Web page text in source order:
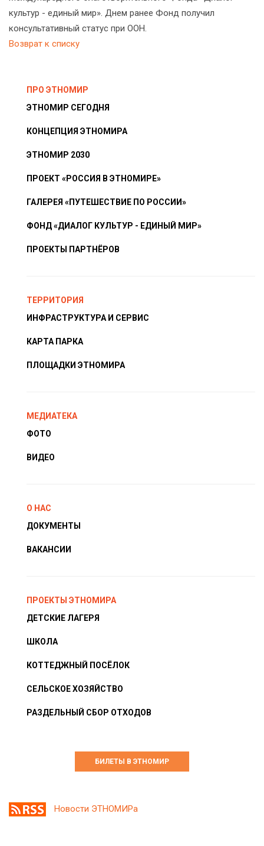
культур - единый мир». Днем ранее Фонд получил
консультативный статус при ООН.
Возврат к списку
ПРО ЭТНОМИР
ЭТНОМИР СЕГОДНЯ
КОНЦЕПЦИЯ ЭТНОМИРА
ЭТНОМИР 2030
ПРОЕКТ «РОССИЯ В ЭТНОМИРЕ»
ГАЛЕРЕЯ «ПУТЕШЕСТВИЕ ПО РОССИИ»
ФОНД «ДИАЛОГ КУЛЬТУР - ЕДИНЫЙ МИР»
ПРОЕКТЫ ПАРТНЁРОВ
ТЕРРИТОРИЯ
ИНФРАСТРУКТУРА И СЕРВИС
КАРТА ПАРКА
ПЛОЩАДКИ ЭТНОМИРА
МЕДИАТЕКА
ФОТО
ВИДЕО
О НАС
ДОКУМЕНТЫ
ВАКАНСИИ
ПРОЕКТЫ ЭТНОМИРА
ДЕТСКИЕ ЛАГЕРЯ
ШКОЛА
КОТТЕДЖНЫЙ ПОСЁЛОК
СЕЛЬСКОЕ ХОЗЯЙСТВО
РАЗДЕЛЬНЫЙ СБОР ОТХОДОВ
БИЛЕТЫ В ЭТНОМИР
Новости ЭТНОМИРа